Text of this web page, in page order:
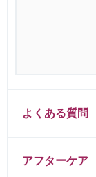
よくある質問
アフターケア